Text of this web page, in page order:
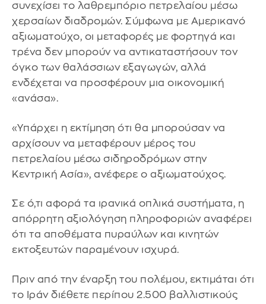
συνεχίσει το λαθρεμπόριο πετρελαίου μέσω
χερσαίων διαδρομών. Σύμφωνα με Αμερικανό
αξιωματούχο, οι μεταφορές με φορτηγά και
τρένα δεν μπορούν να αντικαταστήσουν τον
όγκο των θαλάσσιων εξαγωγών, αλλά
ενδέχεται να προσφέρουν μια οικονομική
«ανάσα».
«Υπάρχει η εκτίμηση ότι θα μπορούσαν να
αρχίσουν να μεταφέρουν μέρος του
πετρελαίου μέσω σιδηροδρόμων στην
Κεντρική Ασία», ανέφερε ο αξιωματούχος.
Σε ό,τι αφορά τα ιρανικά οπλικά συστήματα, η
απόρρητη αξιολόγηση πληροφοριών αναφέρει
ότι τα αποθέματα πυραύλων και κινητών
εκτοξευτών παραμένουν ισχυρά.
Πριν από την έναρξη του πολέμου, εκτιμάται ότι
το Ιράν διέθετε περίπου 2.500 βαλλιστικούς